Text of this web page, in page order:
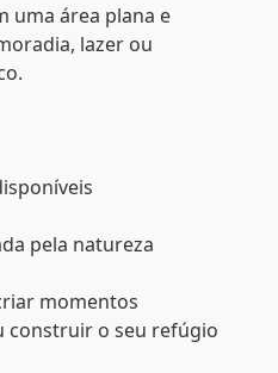
uma área plana e
lazer ou
pela natureza
momentos
construir o seu refúgio